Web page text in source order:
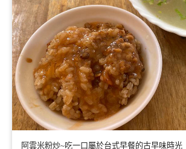
阿雲米粉炒~吃一口屬於台式早餐的古早味時光